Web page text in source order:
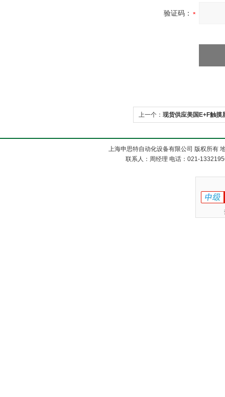
验证码：
上一个： 现货供应美国E+F触摸
上海申思特自动化设备有限公司 版权所有
联系人：周经理 电话：021-